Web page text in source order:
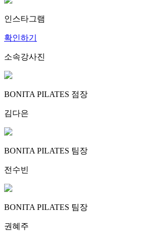
인스타그램
확인하기
소속강사진
BONITA PILATES 점장
김다은
BONITA PILATES 팀장
전수빈
BONITA PILATES 팀장
권혜주